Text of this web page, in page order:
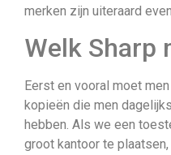
merken zijn uiteraard
Welk Sharp
Eerst en vooral moet
kopieën die men
hebben. Als we een
groot kantoor te